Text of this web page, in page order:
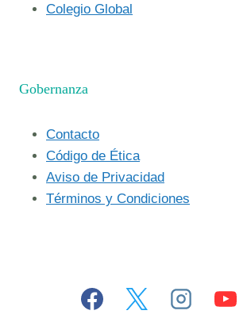
Colegio Global
Gobernanza
Contacto
Código de Ética
Aviso de Privacidad
Términos y Condiciones